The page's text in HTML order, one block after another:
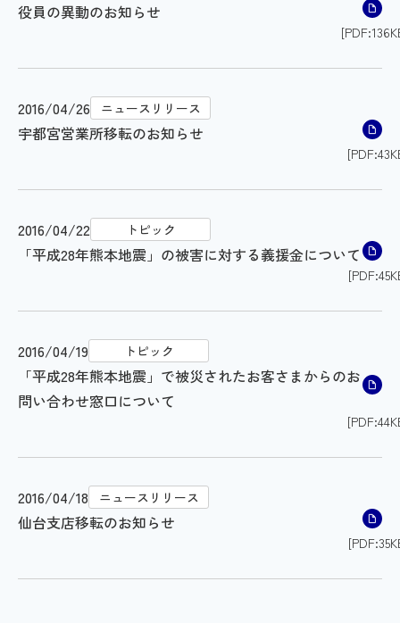
役員の異動のお知らせ
2016/04/26 ニュースリリース
宇都宮営業所移転のお知らせ
2016/04/22 トピック
「平成28年熊本地震」の被害に対する義援金について
2016/04/19 トピック
「平成28年熊本地震」で被災されたお客さまからのお
問い合わせ窓口について
2016/04/18 ニュースリリース
仙台支店移転のお知らせ